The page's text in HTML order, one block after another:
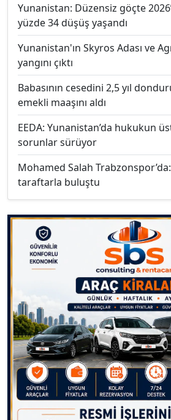
Yunanistan: Düzensiz göçte
yüzde 34 düşüş yaşandı
Yunanistan'ın Skyros Adası ve
yangını çıktı
Babasının cesedini 2,5 yıl
emekli maaşını aldı
EEDA: Yunanistan’da hukukun
sorunlar sürüyor
Mohamed Salah
taraftarla buluştu